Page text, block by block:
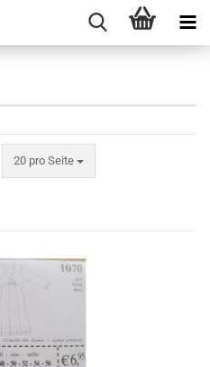
20 pro Seite
pro Seite